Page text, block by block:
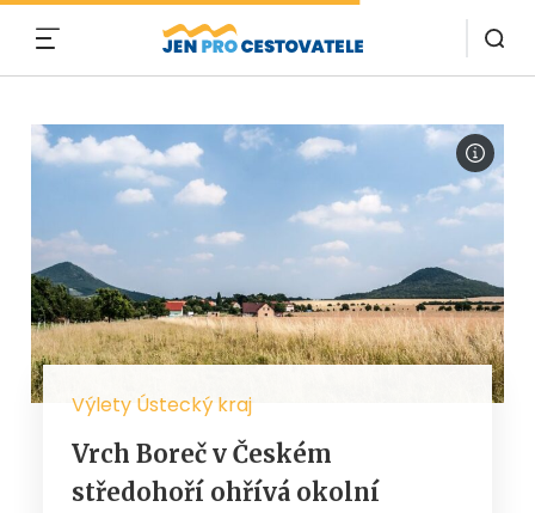
Výlety Ústecký kraj
Vrch Boreč v Českém
středohoří ohřívá okolní